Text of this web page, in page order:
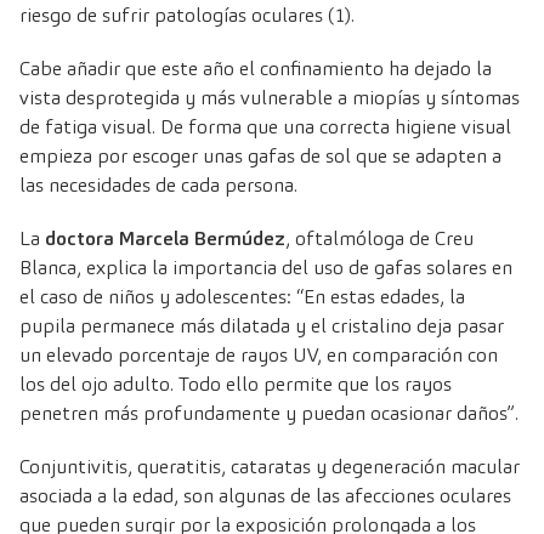
riesgo de sufrir patologías oculares(1).
Cabe añadir que este año el confinamiento ha dejado la
vista desprotegida y más vulnerable a miopías y síntomas
de fatiga visual. De forma que una correcta higiene visual
empieza por escoger unas gafas de sol que se adapten a
las necesidades de cada persona.
La doctora Marcela Bermúdez, oftalmóloga de Creu
Blanca, explica la importancia del uso de gafas solares en
el caso de niños y adolescentes: “En estas edades, la
pupila permanece más dilatada y el cristalino deja pasar
un elevado porcentaje de rayos UV, en comparación con
los del ojo adulto. Todo ello permite que los rayos
penetren más profundamente y puedan ocasionar daños”.
Conjuntivitis, queratitis, cataratas y degeneración macular
asociada a la edad, son algunas de las afecciones oculares
que pueden surgir por la exposición prolongada a los